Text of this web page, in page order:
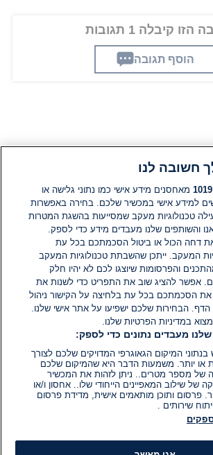
קיבלה 1 תגובות
הוסף תגובה
ברק?
0
חשובה לנו
1019 מאחסנים מידע אישי כמו נתוני גלישה או
למידע אישי במכשיר שלכם. בחירה באפשרות
טכנולוגיות מעקב שמסייעות בהשגת המטרות
והשותפים שלנו מעבדים מידע כדי לספק.
דחה הכול או ביטול הסכמתכם בכל עת
המעקב. ייתכן שהשבתת טכנולוגיות המעקב
והפרסומות שיוצגו לכם לא יהיו חלק
אפשר להציג שוב את התפריט כדי לשנות את
הסכמתכם בכל עת בלחיצה על הקישור ניהול
הבחירות שלכם ישפיעו על אתר אישי שלנו.
במדיניות הפרטיות שלנו.
מעבדים נתונים כדי לספק:
בנתוני המיקום הגאוגרפי המדויקים שלכם לצורך
יותר. משמעות הדבר היא שהמיקום שלכם
של מספר מטרים.. ניתן לזהות את המכשיר
שילוב המאפיינים הייחודי שלו.. אחסון ו/או
פרסום ותוכן מותאמים אישית, מדידת פרסום
שירותים .